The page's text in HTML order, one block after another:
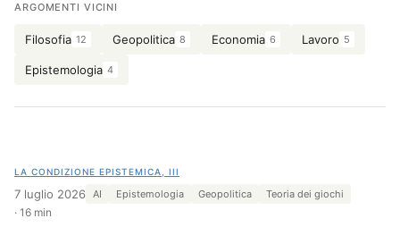
ARGOMENTI VICINI
Filosofia 12 Geopolitica 8 Economia 6 Lavoro 5
Epistemologia 4
LA CONDIZIONE EPISTEMICA, III
7 luglio 2026 AI Epistemologia Geopolitica Teoria dei giochi
16 min